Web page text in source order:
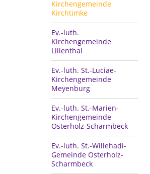
Kirchengemeinde
Kirchtimke
Ev.-luth.
Kirchengemeinde
Lilienthal
Ev.-luth. St.-Luciae-
Kirchengemeinde
Meyenburg
Ev.-luth. St.-Marien-
Kirchengemeinde
Osterholz-Scharmbeck
Ev.-luth. St.-Willehadi-
Gemeinde Osterholz-
Scharmbeck